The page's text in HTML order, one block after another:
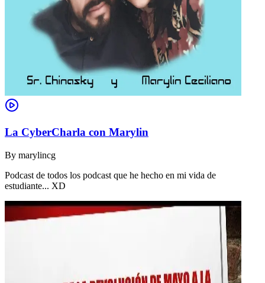
La CyberCharla con Marylin
By marylincg
Podcast de todos los podcast que he hecho en mi vida de
estudiante... XD